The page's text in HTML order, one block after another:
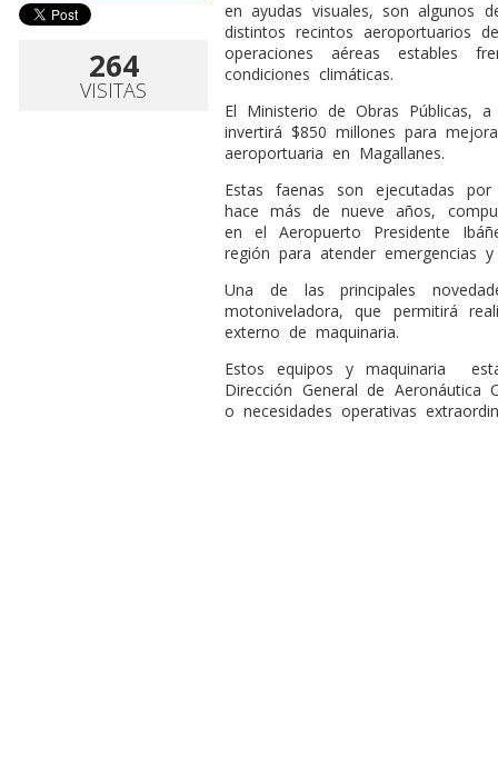
264
VISITAS
en ayudas visuales, son algunos
distintos recintos aeroportuarios
operaciones aéreas estables
condiciones climáticas.
El Ministerio de Obras Públicas,
invertirá $850 millones para
aeroportuaria en Magallanes.
Estas faenas son ejecutadas
hace más de nueve años,
en el Aeropuerto Presidente
región para atender emergencias
Una de las principales
motoniveladora, que permitirá
externo de maquinaria.
Estos equipos y maquinaria
Dirección General de Aeronáutica
o necesidades operativas